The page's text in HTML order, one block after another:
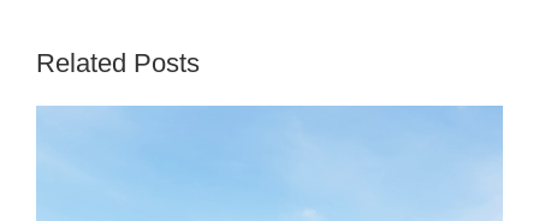
Related Posts